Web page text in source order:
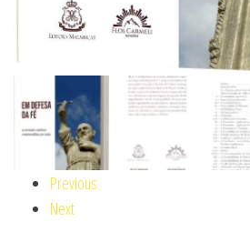
Previous
Next